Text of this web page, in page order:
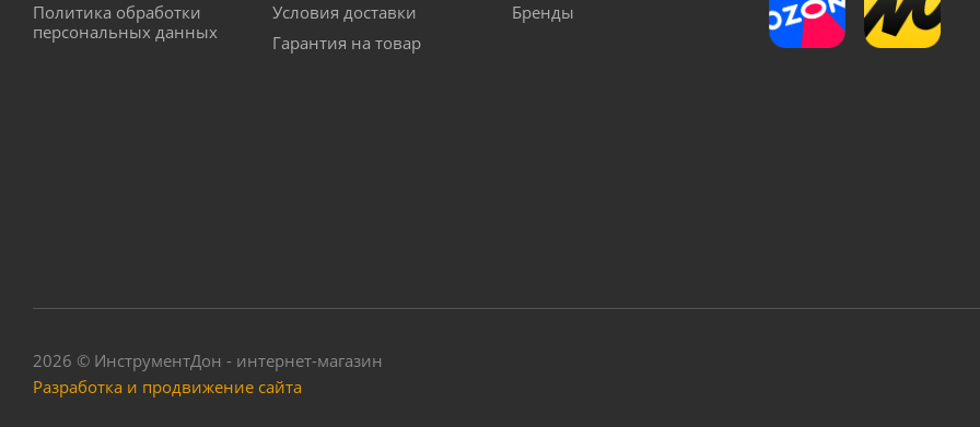
Политика обработки
персональных данных
Условия доставки
Гарантия на товар
Бренды
2026 © ИнструментДон - интернет-магазин
Разработка и продвижение сайта